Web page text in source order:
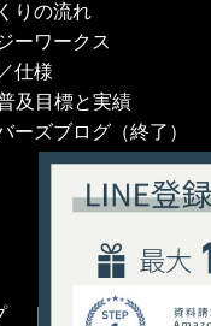
りの流れ
ーワークス
仕様
及目標と実績
ーズブログ（終了）